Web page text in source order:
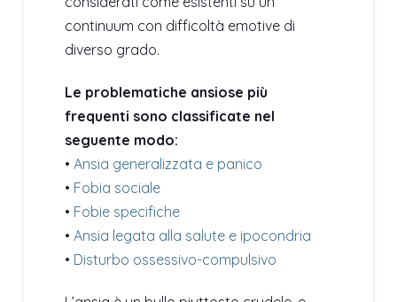
continuum con difficoltà emotive di
diverso grado.
Le problematiche ansiose più
frequenti sono classificate nel
seguente modo:
• Ansia generalizzata e panico
• Fobia sociale
• Fobie specifiche
• Ansia legata alla salute e ipocondria
• Disturbo ossessivo-compulsivo